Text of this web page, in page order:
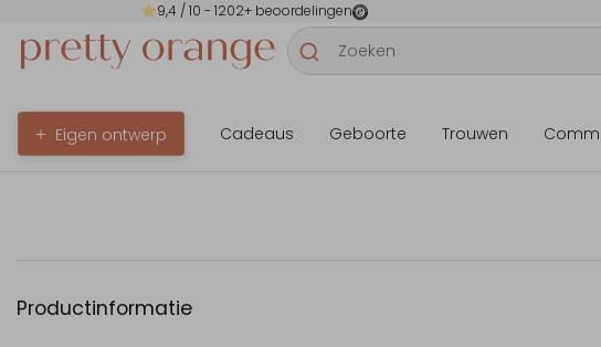
9,4/ 10 - 1202+ beoordelingen
Eigen ontwerp Cadeaus Geboorte Trouwen
Productinformatie